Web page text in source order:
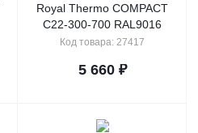
Royal Thermo COMPACT
C22-300-700 RAL9016
Код товара: 27417
5 660₽